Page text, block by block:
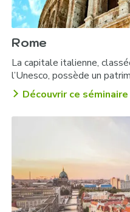
Dîner spectacle au
Rome
La capitale italienne,
l’Unesco, possède un
Découvrir ce séminaire